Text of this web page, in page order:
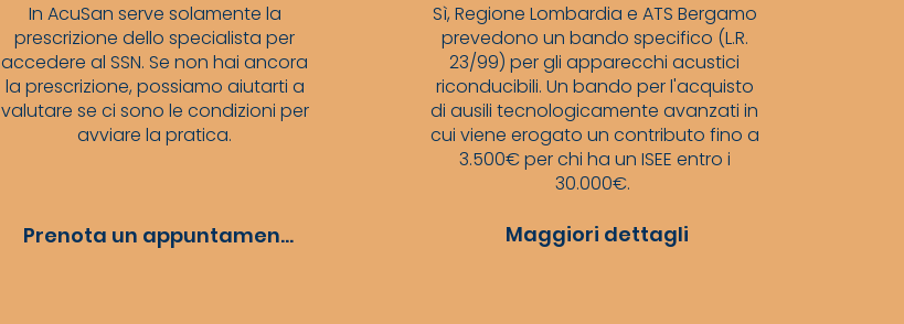
In AcuSan serve solamente la
prescrizione dello specialista per
accedere al SSN. Se non hai ancora
la prescrizione, possiamo aiutarti a
valutare se ci sono le condizioni per
avviare la pratica.
Prenota un appuntamento
Sì, Regione Lombardia e ATS Bergamo
prevedono un bando specifico (L.R.
23/99) per gli apparecchi acustici
riconducibili. Un bando per l'acquisto
di ausili tecnologicamente avanzati in
cui viene erogato un contributo fino a
3.500€ per chi ha un ISEE entro i
30.000€.
Maggiori dettagli